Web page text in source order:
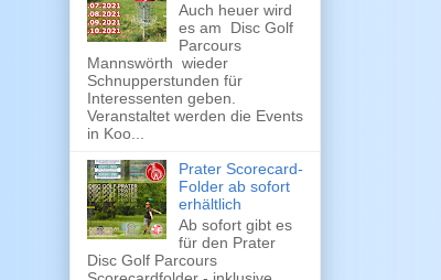
Auch heuer wird
es am Disc Golf
Parcours
Mannswörth wieder
Schnupperstunden für
Interessenten geben.
Veranstaltet werden die Events
in Koo...
Prater Scorecard-
Folder ab sofort
erhältlich
Ab sofort gibt es
für den Prater
Disc Golf Parcours